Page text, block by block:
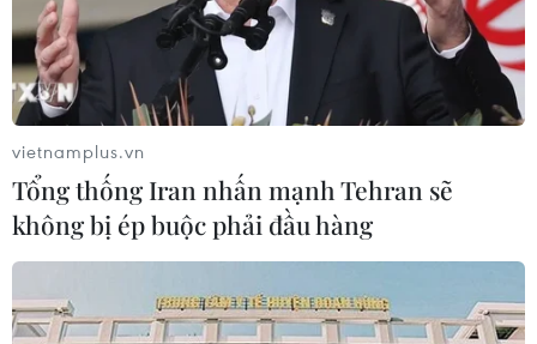
vietnamplus.vn
Tổng thống Iran nhấn mạnh Tehran sẽ
không bị ép buộc phải đầu hàng